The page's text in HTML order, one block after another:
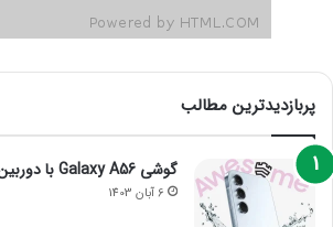
پربازدیدترین مطالب
گوشی Galaxy A56 با دوربین بهتر همراه است
6 آبان 1403